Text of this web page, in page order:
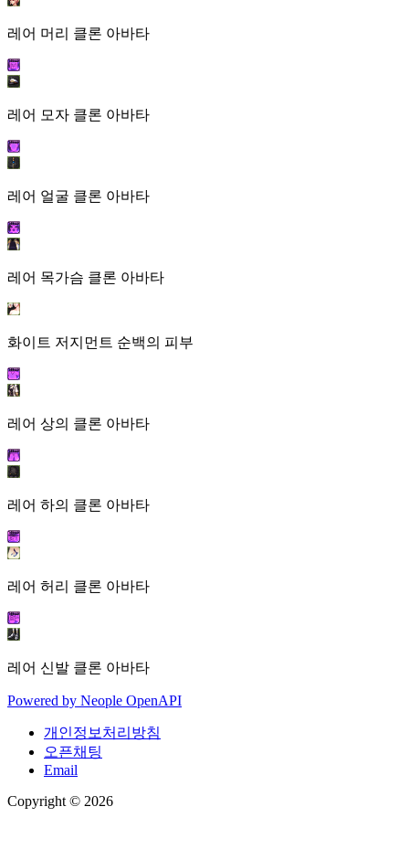
레어 머리 클론 아바타
레어 모자 클론 아바타
레어 얼굴 클론 아바타
레어 목가슴 클론 아바타
화이트 저지먼트 순백의 피부
레어 상의 클론 아바타
레어 하의 클론 아바타
레어 허리 클론 아바타
레어 신발 클론 아바타
Powered by Neople OpenAPI
개인정보처리방침
오픈채팅
Email
Copyright © 2026